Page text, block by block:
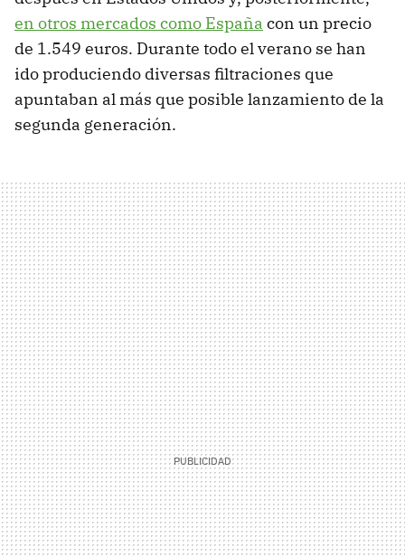
en otros mercados como España con un precio
de 1.549 euros. Durante todo el verano se han
ido produciendo diversas filtraciones que
apuntaban al más que posible lanzamiento de la
segunda generación.